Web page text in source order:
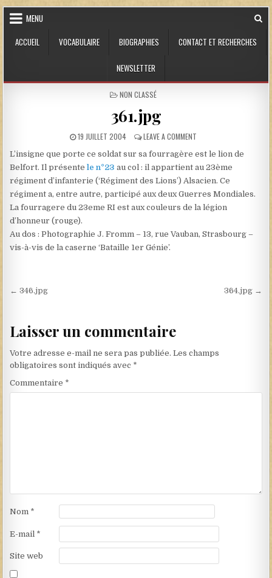
Skip to content
MENU
ACCUEIL
VOCABULAIRE BIOGRAPHIES CONTACT ET RECHERCHES
NEWSLETTER
POSTED IN
NON CLASSÉ
361.jpg
PUBLISHED DATE:
19 JUILLET 2004 LEAVE A COMMENTON 361.JPG
L’insigne que porte ce soldat sur sa fourragère est le lion de
Belfort. Il présentele n°23 au col : il appartient au 23ème
régiment d’infanterie (‘Régiment des Lions’) Alsacien. Ce
régiment a, entre autre, participé aux deux Guerres Mondiales.
La fourragere du 23eme RI est aux couleurs de la légion
d’honneur (rouge).
Au dos : Photographie J. Fromm – 13, rue Vauban, Strasbourg –
vis-à-vis de la caserne ‘Bataille 1er Génie’.
Navigation de l’article
← 346.jpg 364.jpg →
Laisser un commentaire
Votre adresse e-mail ne sera pas publiée. Les champs
obligatoires sont indiqués avec *
Commentaire *
Nom *
E-mail *
Site web